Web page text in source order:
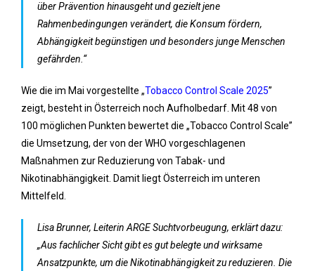
über Prävention hinausgeht und gezielt jene
Rahmenbedingungen verändert, die Konsum fördern,
Abhängigkeit begünstigen und besonders junge Menschen
gefährden.“
Wie die im Mai vorgestellte „Tobacco Control Scale 2025”
zeigt, besteht in Österreich noch Aufholbedarf. Mit 48 von
100 möglichen Punkten bewertet die „Tobacco Control Scale”
die Umsetzung, der von der WHO vorgeschlagenen
Maßnahmen zur Reduzierung von Tabak- und
Nikotinabhängigkeit. Damit liegt Österreich im unteren
Mittelfeld.
Lisa Brunner, Leiterin ARGE Suchtvorbeugung, erklärt dazu:
„Aus fachlicher Sicht gibt es gut belegte und wirksame
Ansatzpunkte, um die Nikotinabhängigkeit zu reduzieren. Die